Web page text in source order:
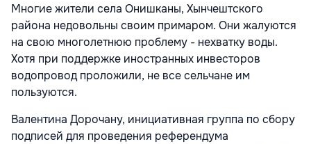
Многие жители села Онишканы, Хынчештского
района недовольны своим примаром. Они жалуются
на свою многолетнюю проблему - нехватку воды.
Хотя при поддержке иностранных инвесторов
водопровод проложили, не все сельчане им
пользуются.
Валентина Дорочану, инициативная группа по сбору
подписей для проведения референдума